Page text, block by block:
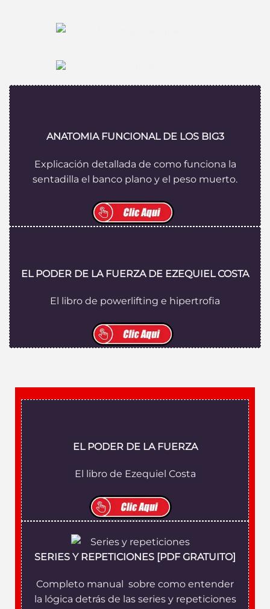
ANATOMIA FUNCIONAL DE LOS BIG3
Explicación detallada de como funciona la
sentadilla el banco plano y el peso muerto.
EL PODER DE LA FUERZA DE EZEQUIEL COSTA
El libro de powerlifting e hipertrofia
EL PODER DE LA FUERZA
El libro de Ezequiel Costa
SERIES Y REPETICIONES [PDF GRATUITO]
Completo manual sobre como entender
la lógica detrás de las series y repeticiones